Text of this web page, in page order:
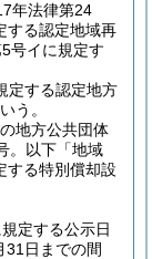
年法律第24
する認定地域再
号イに規定す
定する認定地方
う。
地方公共団体
。以下「地域
する特別償却設
定する公示日
31日までの間